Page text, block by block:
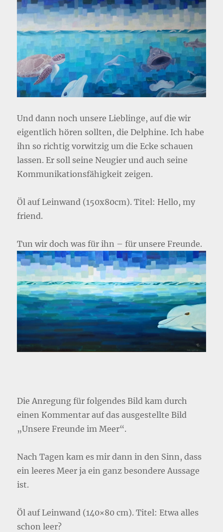
Und dann noch unsere Lieblinge, auf die wir
eigentlich hören sollten, die Delphine. Ich habe
ihn so richtig vorwitzig um die Ecke schauen
lassen. Er soll seine Neugier und auch seine
Kommunikationsfähigkeit zeigen.
Öl auf Leinwand (150x80cm). Titel: Hello, my
friend.
Tun wir doch was für ihn – für unsere Freunde.
Die Anregung für folgendes Bild kam durch
einen Kommentar auf das ausgestellte Bild
„Unsere Freunde im Meer“.
Nach Tagen kam es mir dann in den Sinn, dass
ein leeres Meer ja ein ganz besondere Aussage
ist.
Öl auf Leinwand (140×80 cm). Titel: Etwa alles
schon leer?